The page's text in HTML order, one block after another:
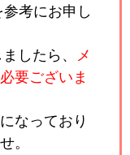
参考にお申し
したら、
メ
要ございま
なっており
。